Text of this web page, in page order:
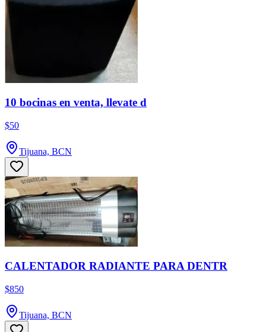
10 bocinas en venta, llevate d
$50
Tijuana, BCN
CALENTADOR RADIANTE PARA DENTR
$850
Tijuana, BCN